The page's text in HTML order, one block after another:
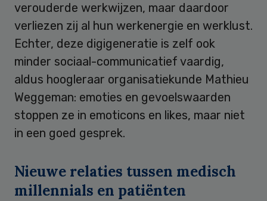
verouderde werkwijzen, maar daardoor
verliezen zij al hun werkenergie en werklust.
Echter, deze digigeneratie is zelf ook
minder sociaal-communicatief vaardig,
aldus hoogleraar organisatiekunde Mathieu
Weggeman: emoties en gevoelswaarden
stoppen ze in emoticons en likes, maar niet
in een goed gesprek.
Nieuwe relaties tussen medisch
millennials en patiënten